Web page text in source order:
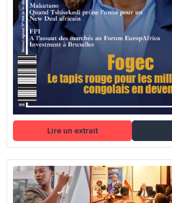
Lire un extrait